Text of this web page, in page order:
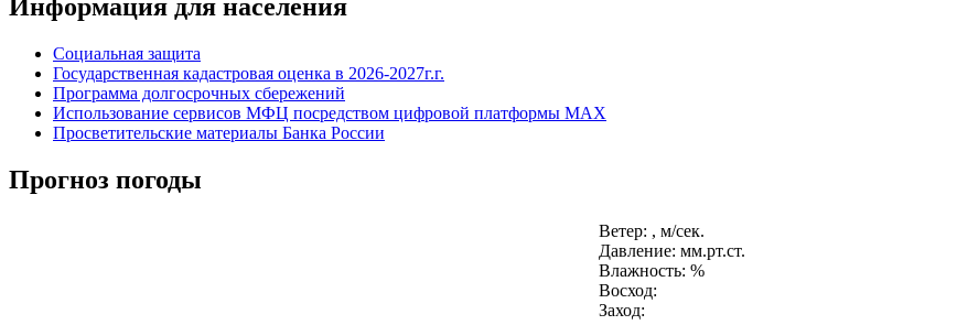
Информация для населения
Социальная защита
Государственная кадастровая оценка в 2026-2027г.г.
Программа долгосрочных сбережений
Использование сервисов МФЦ посредством цифровой платформы MAX
Просветительские материалы Банка России
Прогноз погоды
Ветер: , м/сек.
Давление: мм.рт.ст.
Влажность: %
Восход:
Заход: